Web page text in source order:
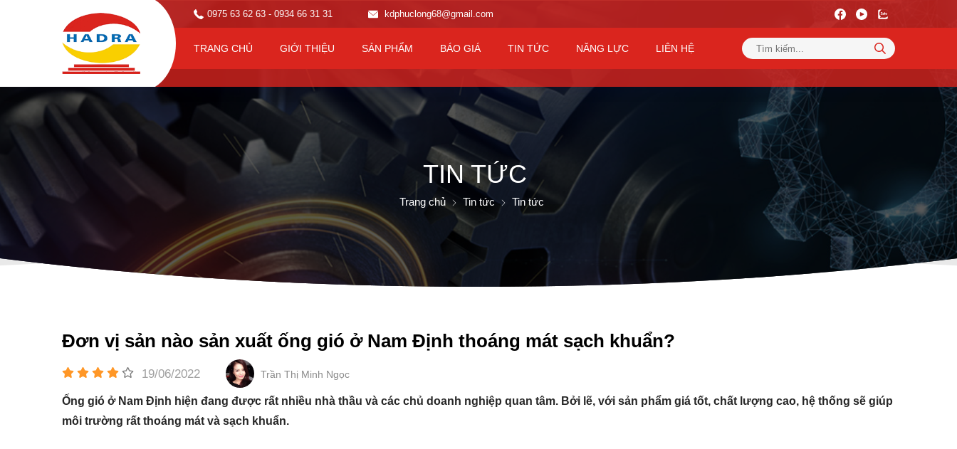
0975 63 62 63 - 0934 66 31 31 kdphuclong68@gmail.com
TRANG CHỦ GIỚI THIỆU SẢN PHẨM BÁO GIÁ TIN TỨC NĂNG LỰC LIÊN HỆ
TIN TỨC
Trang chủ Tin tức Tin tức
Đơn vị sản nào sản xuất ống gió ở Nam Định thoáng mát sạch khuẩn?
19/06/2022 Trần Thị Minh Ngọc
Ống gió ở Nam Định hiện đang được rất nhiều nhà thầu và các chủ doanh nghiệp quan tâm. Bởi lẽ, với sản phẩm giá tốt, chất lượng cao, hệ thống sẽ giúp
môi trường rất thoáng mát và sạch khuẩn.